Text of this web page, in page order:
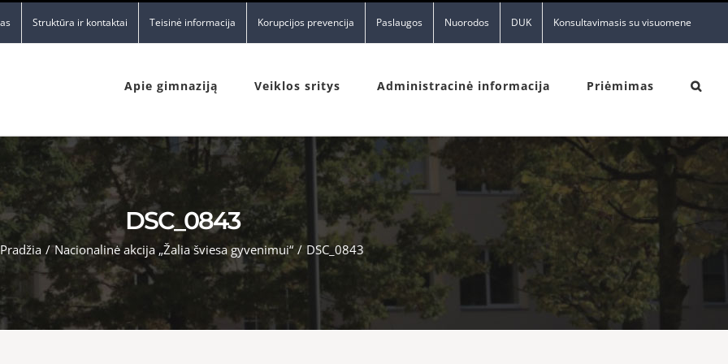
Struktūra ir kontaktai Teisinė informacija Korupcijos prevencija Paslaugos Nuorodos DUK Konsultavimasis su visuomene
Apie gimnaziją Veiklos sritys Administracinė informacija Priėmimas
DSC_0843
Pradžia / Nacionalinė akcija „Žalia šviesa gyvenimui“ / DSC_0843